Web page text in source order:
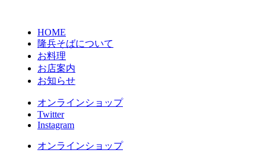
HOME
隆兵そばについて
お料理
お店案内
お知らせ
オンラインショップ
Twitter
Instagram
オンラインショップ